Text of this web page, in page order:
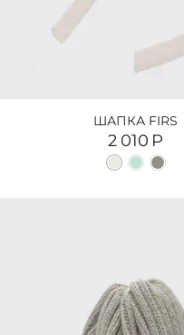
ШАПКА FIRS
2 010 Р